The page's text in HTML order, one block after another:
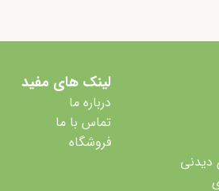
دیدنی
لینک های مفید
درباره ما
تماس با ما
فروشگاه